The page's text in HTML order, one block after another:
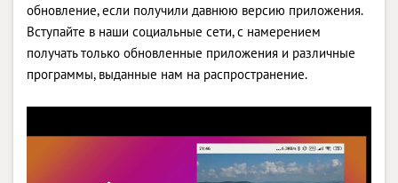
обновление, если получили давнюю версию приложения.
Вступайте в наши социальные сети, с намерением
получать только обновленные приложения и различные
программы, выданные нам на распространение.